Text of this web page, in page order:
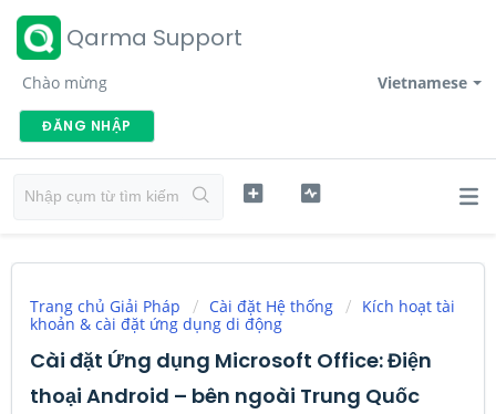
Qarma Support
Vietnamese
Chào mừng
ĐĂNG NHẬP
Trang chủ Giải Pháp Cài đặt Hệ thống
Kích hoạt tài
khoản & cài đặt ứng dụng di động
Cài đặt Ứng dụng Microsoft Office: Điện
thoại Android – bên ngoài Trung Quốc